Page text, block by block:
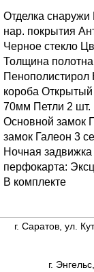
Отделка
нар. покрытия
Черное стекло
Толщина
Пенополистирол
короба
70мм Петли 2 шт.
Основной замок
замок Галеон 3
Ночная
перфокарта:
В комплекте
г. Саратов, ул.
г.